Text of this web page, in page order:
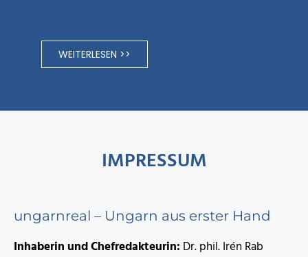
WEITERLESEN >>
IMPRESSUM
ungarnreal – Ungarn aus erster Hand
Inhaberin und Chefredakteurin: Dr. phil. Irén Rab